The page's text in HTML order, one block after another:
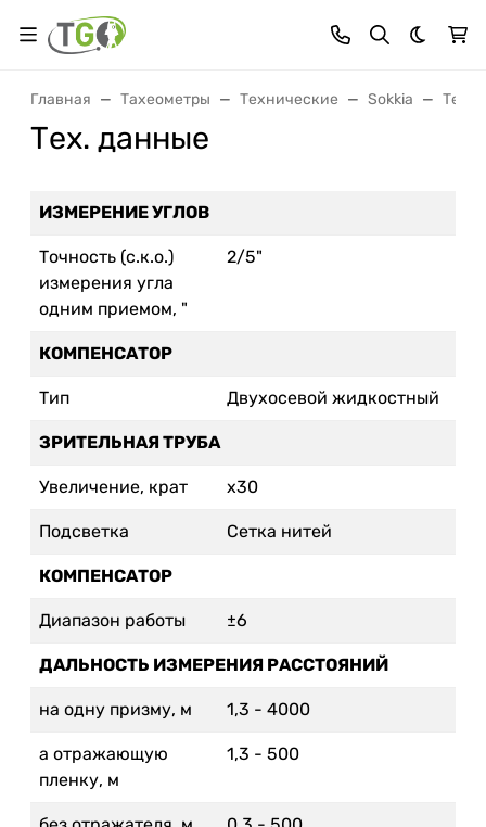
Темная
Главная Тахеометры Технические Sokkia
Тех. данные
ИЗМЕРЕНИЕ УГЛОВ
Точность (с.к.о.)
измерения угла
одним приемом, "
2/5"
КОМПЕНСАТОР
Тип Двухосевой жидкостный
ЗРИТЕЛЬНАЯ ТРУБА
Увеличение, крат x30
Подсветка Сетка нитей
КОМПЕНСАТОР
Диапазон работы ±6
ДАЛЬНОСТЬ ИЗМЕРЕНИЯ РАССТОЯНИЙ
на одну призму, м 1,3 - 4000
а отражающую
пленку, м
1,3 - 500